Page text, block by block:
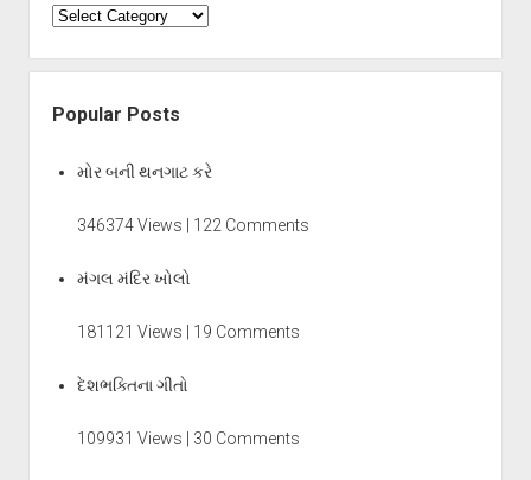
Categories
Popular Posts
મોર બની થનગાટ કરે
346374 Views | 122 Comments
મંગલ મંદિર ખોલો
181121 Views | 19 Comments
દેશભક્તિના ગીતો
109931 Views | 30 Comments